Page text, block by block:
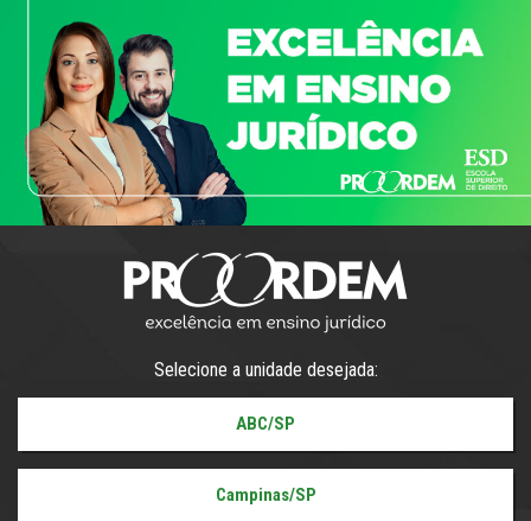
Selecione a unidade desejada:
ABC/SP
Campinas/SP